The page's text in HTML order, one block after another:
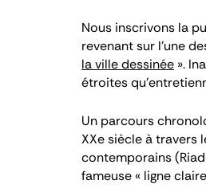
Nous inscrivons la
revenant sur l’une
la ville dessinée ».
étroites
Un parcours
XXe siècle à travers
contemporains
fameuse « ligne